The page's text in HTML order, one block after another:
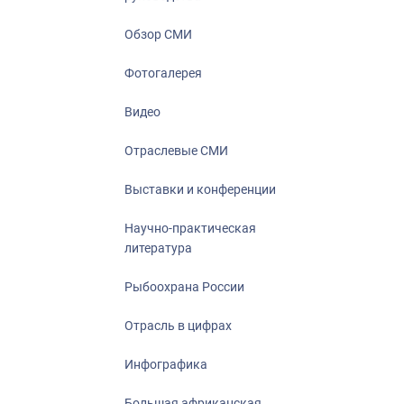
Большая
Укрепление
События в
Обзор СМИ
Фотогалерея
Видео
Отраслевые СМИ
Выставки и конференции
Научно-практическая
литература
Рыбоохрана России
Отрасль в цифрах
Инфографика